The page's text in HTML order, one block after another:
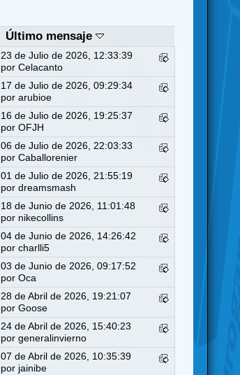
Último mensaje
23 de Julio de 2026, 12:33:39
porCelacanto
17 de Julio de 2026, 09:29:34
porarubioe
16 de Julio de 2026, 19:25:37
porOFJH
06 de Julio de 2026, 22:03:33
porCaballorenier
01 de Julio de 2026, 21:55:19
pordreamsmash
18 de Junio de 2026, 11:01:48
por nikecollins
04 de Junio de 2026, 14:26:42
porcharlli5
03 de Junio de 2026, 09:17:52
porOca
28 de Abril de 2026, 19:21:07
porGoose
24 de Abril de 2026, 15:40:23
porgeneralinvierno
07 de Abril de 2026, 10:35:39
por jainibe